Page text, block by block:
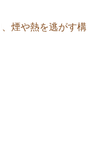
煙や熱を逃がす構